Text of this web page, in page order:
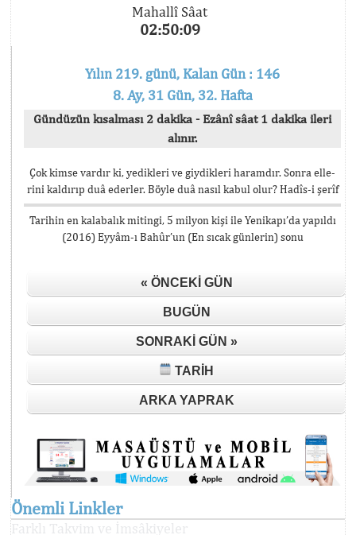
Mahallî Sâat
02:50:09
Yılın 219. günü, Kalan Gün : 146
8. Ay, 31 Gün, 32. Hafta
Gündüzün kısalması 2 dakika - Ezânî sâat 1 dakika ileri
alınır.
Çok kimse vardır ki, yedikleri ve giydikleri haramdır. Sonra elle-
rini kaldırıp duâ ederler. Böyle duâ nasıl kabul olur? Hadîs-i şerîf
Tarihin en kalabalık mitingi, 5 milyon kişi ile Yenikapı’da yapıldı
(2016) Eyyâm-ı Bahûr’un (En sıcak günlerin) sonu
« ÖNCEKI GÜN
BUGÜN
SONRAKI GÜN »
TARIH
ARKA YAPRAK
Önemli Linkler